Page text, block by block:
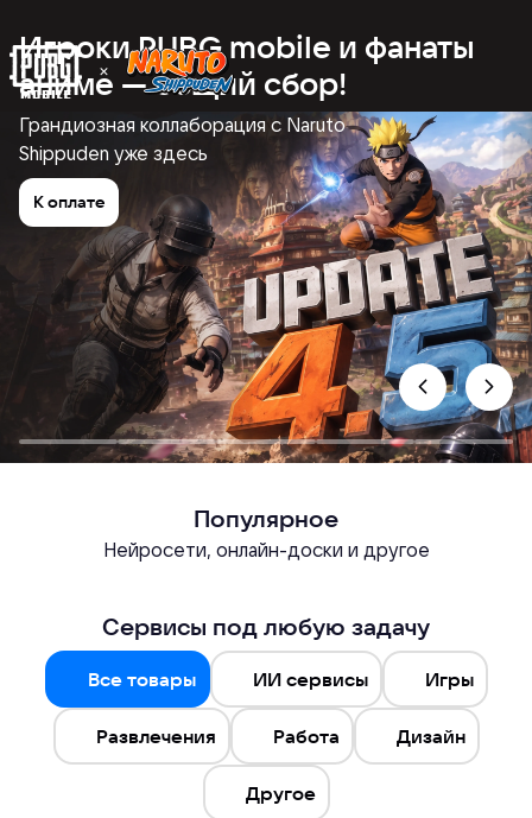
Игроки PUBG mobile и фанаты
аниме — общий сбор!
Грандиозная коллаборация с Naruto
Shippuden уже здесь
К оплате
Популярное
Нейросети, онлайн-доски и другое
Сервисы под любую задачу
Все товары ИИ сервисы Игры
Развлечения Работа Дизайн
Другое